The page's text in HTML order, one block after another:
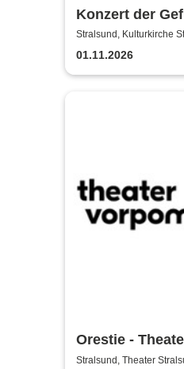
Konzert der
Ronny Weiland
Stralsund, Kulturkirche
01.11.2026
Orestie -
Vorpommern
Stralsund, Theater